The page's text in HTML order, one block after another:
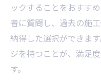
家族が満足で
墓石案内で共
長く安心できる墓
ックすることをおすす
者に質問し、過去の施
納得した選択ができま
ジを持つことが、満足
す。